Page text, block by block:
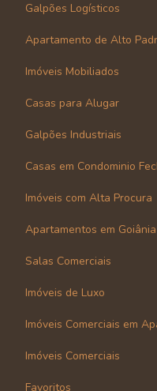
Galpões Logísticos
Apartamento de Alto
Imóveis Mobiliados
Casas para Alugar
Galpões Industriais
Casas em Condominio
Imóveis com Alta Procura
Apartamentos em Goiânia
Salas Comerciais
Imóveis de Luxo
Imóveis Comerciais em
Imóveis Comerciais
Favoritos